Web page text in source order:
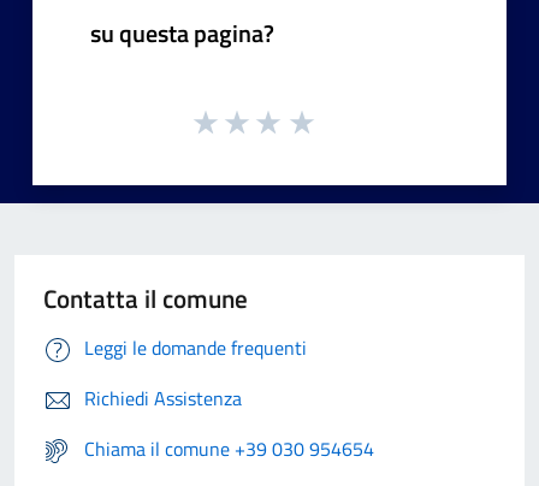
su questa pagina?
Contatta il comune
Leggi le domande frequenti
Richiedi Assistenza
Chiama il comune +39 030 954654